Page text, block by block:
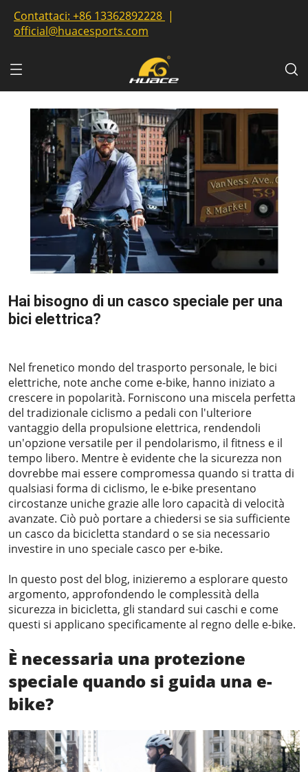
Contattaci: +86 13362892228 |
official@huacesports.com
Hai bisogno di un casco speciale per una
bici elettrica?
Nel frenetico mondo del trasporto personale, le bici
elettriche, note anche come e-bike, hanno iniziato a
crescere in popolarità. Forniscono una miscela perfetta
del tradizionale ciclismo a pedali con l'ulteriore
vantaggio della propulsione elettrica, rendendoli
un'opzione versatile per il pendolarismo, il fitness e il
tempo libero. Mentre è evidente che la sicurezza non
dovrebbe mai essere compromessa quando si tratta di
qualsiasi forma di ciclismo, le e-bike presentano
circostanze uniche grazie alle loro capacità di velocità
avanzate. Ciò può portare a chiedersi se sia sufficiente
un casco da bicicletta standard o se sia necessario
investire in uno speciale casco per e-bike.
In questo post del blog, inizieremo a esplorare questo
argomento, approfondendo le complessità della
sicurezza in bicicletta, gli standard sui caschi e come
questi si applicano specificamente al regno delle e-bike.
È necessaria una protezione
speciale quando si guida una e-
bike?